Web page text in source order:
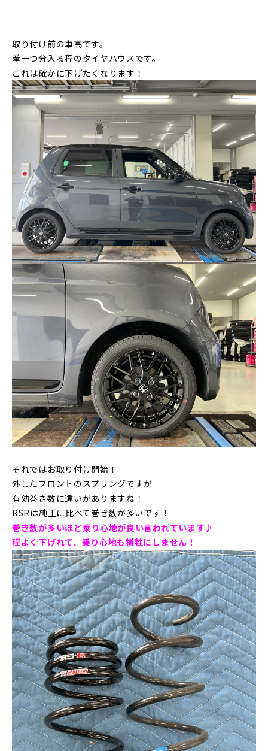
取り付け前の車高です。
拳一つ分入る程のタイヤハウスです。
これは確かに下げたくなります！
それではお取り付け開始！
外したフロントのスプリングですが
有効巻き数に違いがありますね！
RSRは純正に比べて巻き数が多いです！
巻き数が多いほど乗り心地が良い言われています♪
程よく下げれて、乗り心地も犠牲にしません！